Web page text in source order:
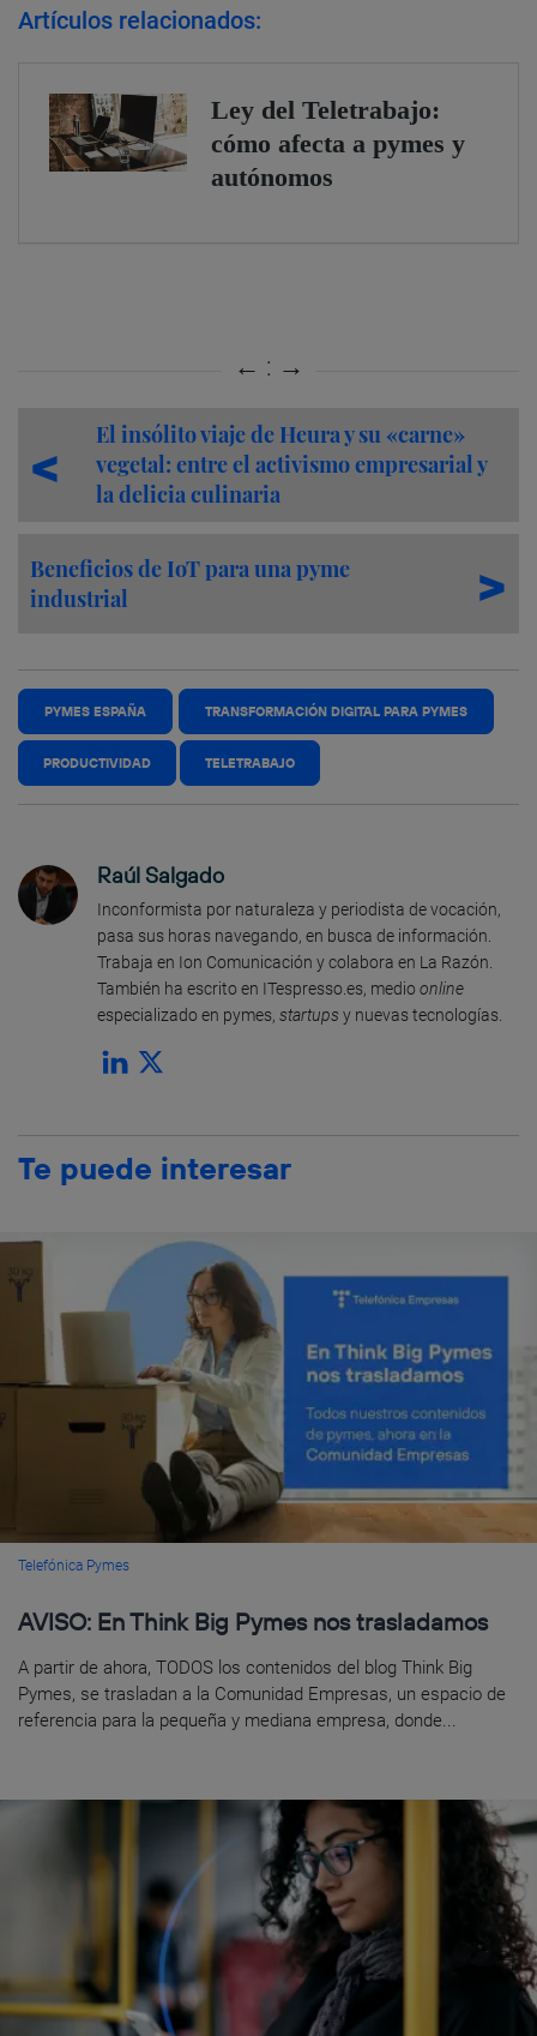
Artículos relacionados:
El insólito viaje de Heura y su «carne»
vegetal: entre el activismo empresarial y
la delicia culinaria
Beneficios de IoT para una pyme
industrial
PYMES ESPAÑA TRANSFORMACIÓN DIGITAL PARA PYMES
PRODUCTIVIDAD TELETRABAJO
Raúl Salgado
Inconformista por naturaleza y periodista de vocación,
pasa sus horas navegando, en busca de información.
Trabaja en Ion Comunicación y colabora en La Razón.
También ha escrito en ITespresso.es, medio online
especializado en pymes, startups y nuevas tecnologías.
Te puede interesar
Telefónica Pymes
AVISO: En Think Big Pymes nos trasladamos
A partir de ahora, TODOS los contenidos del blog Think Big
Pymes, se trasladan a la Comunidad Empresas, un espacio de
referencia para la pequeña y mediana empresa, donde...